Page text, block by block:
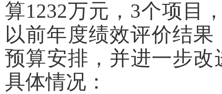
算1232万元，3个项目
以前年度绩效评价结
预算安排，并进一步
具体情况：